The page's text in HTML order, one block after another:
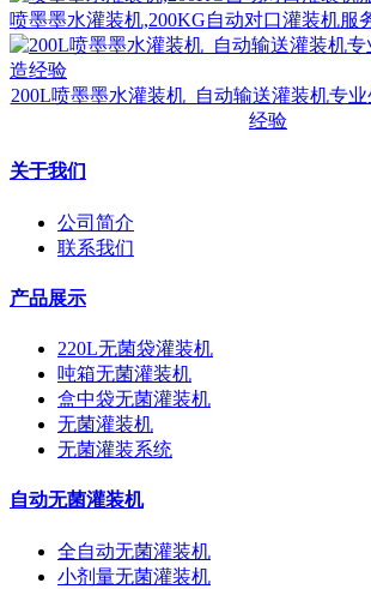
喷墨墨水灌装机,200KG自动对口灌装机服
200L喷墨墨水灌装机_自动输送灌装机专
经验
关于我们
公司简介
联系我们
产品展示
220L无菌袋灌装机
吨箱无菌灌装机
盒中袋无菌灌装机
无菌灌装机
无菌灌装系统
自动无菌灌装机
全自动无菌灌装机
小剂量无菌灌装机